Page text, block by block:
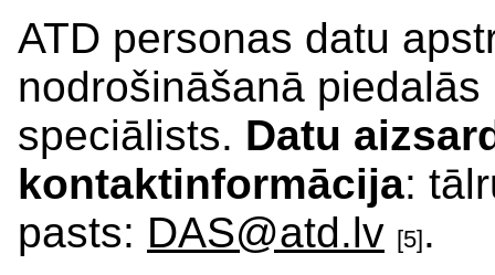
ATD personas datu
nodrošināšanā
speciālists. Datu
kontaktinformācija:
pasts: DAS@atd.lv [5].